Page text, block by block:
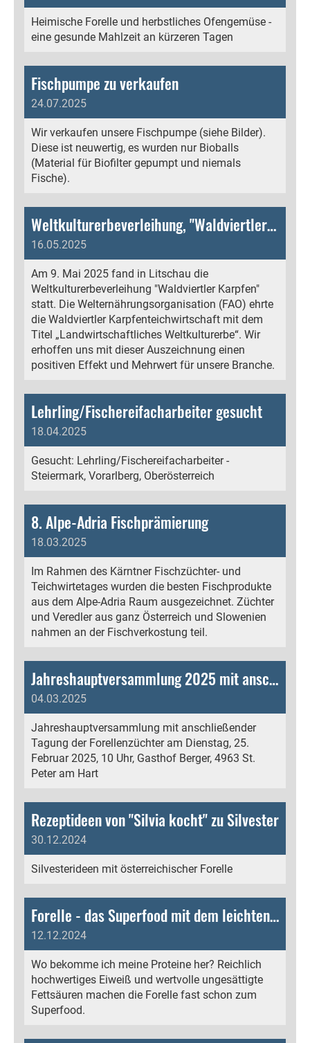
Heimische Forelle und herbstliches Ofengemüse -
eine gesunde Mahlzeit an kürzeren Tagen
Fischpumpe zu verkaufen
24.07.2025
Wir verkaufen unsere Fischpumpe (siehe Bilder).
Diese ist neuwertig, es wurden nur Bioballs
(Material für Biofilter gepumpt und niemals
Fische).
Weltkulturerbeverleihung, "Waldviertler Karpfen", 9. Mai 2025 in Litschau
16.05.2025
Am 9. Mai 2025 fand in Litschau die
Weltkulturerbeverleihung "Waldviertler Karpfen"
statt. Die Welternährungsorganisation (FAO) ehrte
die Waldviertler Karpfenteichwirtschaft mit dem
Titel „Landwirtschaftliches Weltkulturerbe“. Wir
erhoffen uns mit dieser Auszeichnung einen
positiven Effekt und Mehrwert für unsere Branche.
Lehrling/Fischereifacharbeiter gesucht
18.04.2025
Gesucht: Lehrling/Fischereifacharbeiter -
Steiermark, Vorarlberg, Oberösterreich
8. Alpe-Adria Fischprämierung
18.03.2025
Im Rahmen des Kärntner Fischzüchter- und
Teichwirtetages wurden die besten Fischprodukte
aus dem Alpe-Adria Raum ausgezeichnet. Züchter
und Veredler aus ganz Österreich und Slowenien
nahmen an der Fischverkostung teil.
Jahreshauptversammlung 2025 mit anschließender Tagung der Forellenzüchter
04.03.2025
Jahreshauptversammlung mit anschließender
Tagung der Forellenzüchter am Dienstag, 25.
Februar 2025, 10 Uhr, Gasthof Berger, 4963 St.
Peter am Hart
Rezeptideen von "Silvia kocht" zu Silvester
30.12.2024
Silvesterideen mit österreichischer Forelle
Forelle - das Superfood mit dem leichten Protein
12.12.2024
Wo bekomme ich meine Proteine her? Reichlich
hochwertiges Eiweiß und wertvolle ungesättigte
Fettsäuren machen die Forelle fast schon zum
Superfood.